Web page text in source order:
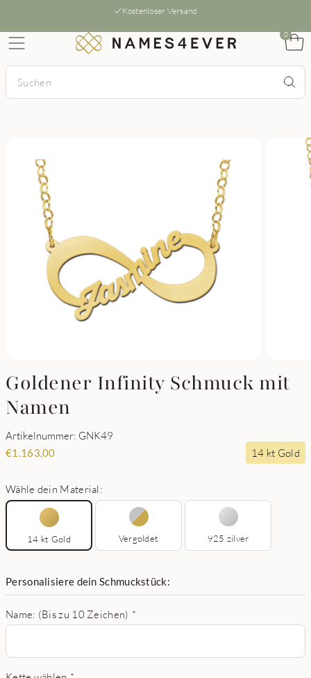
Kostenloser Versand
0
Goldener Infinity Schmuck mit
Namen
Artikelnummer: GNK49
€1.163,00 14 kt Gold
Wähle dein Material:
14 kt Gold Vergoldet 925 zilver
Personalisiere dein Schmuckstück:
Name: (Bis zu 10 Zeichen) *